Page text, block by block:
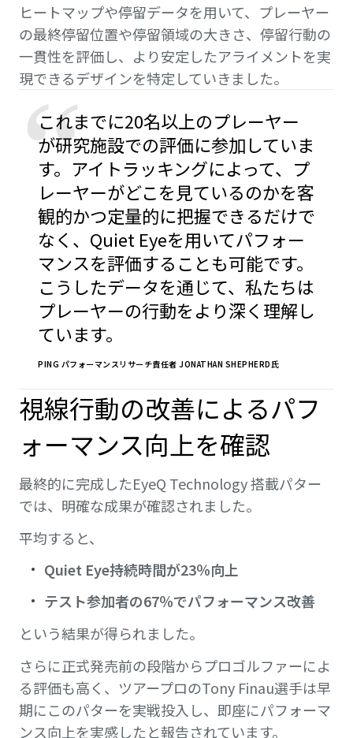
ヒートマップや停留データを用いて、プレーヤー
の最終停留位置や停留領域の大きさ、停留行動の
一貫性を評価し、より安定したアライメントを実
現できるデザインを特定していきました。
“
これまでに20名以上のプレーヤー
が研究施設での評価に参加していま
す。アイトラッキングによって、プ
レーヤーがどこを見ているのかを客
観的かつ定量的に把握できるだけで
なく、Quiet Eyeを用いてパフォー
マンスを評価することも可能です。
こうしたデータを通じて、私たちは
プレーヤーの行動をより深く理解し
ています。
PING パフォーマンスリサーチ責任者 JONATHAN SHEPHERD氏
視線行動の改善によるパフ
ォーマンス向上を確認
最終的に完成したEyeQ Technology 搭載パター
では、明確な成果が確認されました。
平均すると、
Quiet Eye持続時間が23％向上
テスト参加者の67％でパフォーマンス改善
という結果が得られました。
さらに正式発売前の段階からプロゴルファーによ
る評価も高く、ツアープロのTony Finau選手は早
期にこのパターを実戦投入し、即座にパフォーマ
ンス向上を実感したと報告されています。